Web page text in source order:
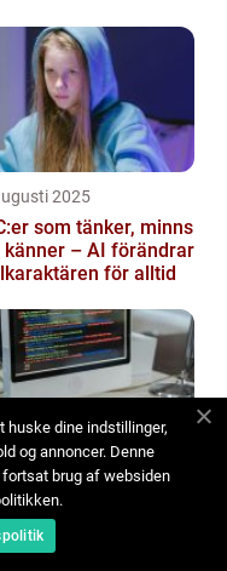
2025
som tänker, minns
känner – AI förändrar
för alltid
2025
avkodar
för
felsökning
huske dine indstillinger,
og annoncer. Denne
brug af websiden